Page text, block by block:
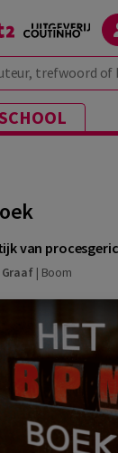
trefwoord of ISBN
van
Graaf| Boom